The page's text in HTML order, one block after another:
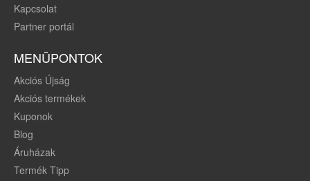
Kapcsolat
Partner portál
MENÜPONTOK
Akciós Újság
Akciós termékek
Kuponok
Blog
Áruházak
Termék Tipp